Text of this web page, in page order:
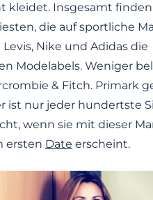
kleidet. Insgesamt
die auf sportliche
Levis, Nike und Adidas die
Modelabels. Weniger
& Fitch. Primark
ist nur jeder hundertste
wenn sie mit dieser
ersten Date erscheint.